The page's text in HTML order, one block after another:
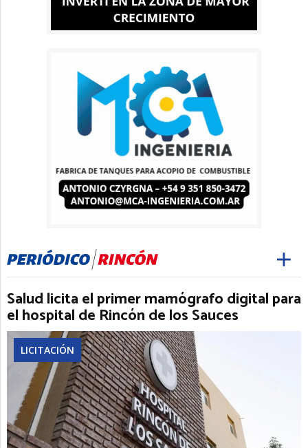
Salud licita el primer mamógrafo digital para
el hospital de Rincón de los Sauces
LICITACIÓN